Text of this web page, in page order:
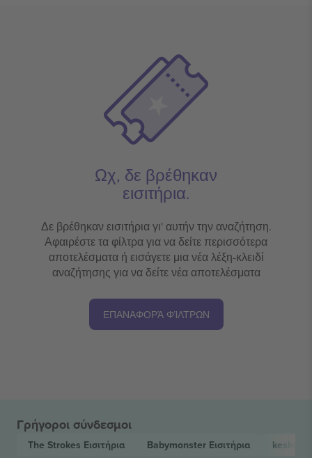
Ωχ, δε βρέθηκαν
εισιτήρια.
Δε βρέθηκαν εισιτήρια γι' αυτήν την αναζήτηση.
Αφαιρέστε τα φίλτρα για να δείτε περισσότερα
αποτελέσματα ή εισάγετε μια νέα λέξη-κλειδί
αναζήτησης για να δείτε νέα αποτελέσματα
ΕΠΑΝΑΦΟΡΆ ΦΊΛΤΡΩΝ
Γρήγοροι σύνδεσμοι
The Strokes Εισιτήρια Babymonster Εισιτήρια keshi